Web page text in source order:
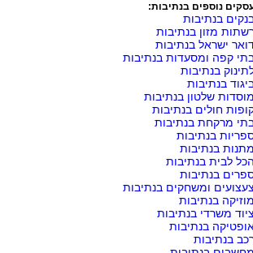
נוספים בנתיבות:
בנתיבות
מזון בנתיבות
ישראל בנתיבות
קפה ומסעדות בנתיבות
בנתיבות
בנתיבות
שלטון בנתיבות
חולים בנתיבות
מרקחת בנתיבות
בנתיבות
בנתיבות
לבית בנתיבות
בנתיבות
ומשחקים בנתיבות
בנתיבות
משרדי בנתיבות
בנתיבות
בנתיבות